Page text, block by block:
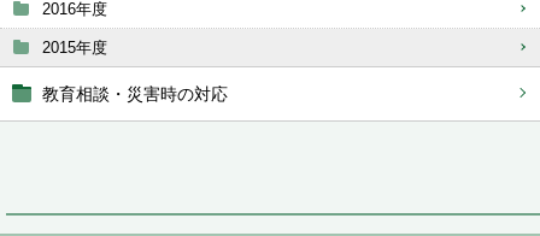
2016年度
2015年度
教育相談・災害時の対応